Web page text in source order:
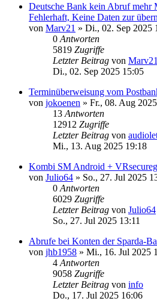
Deutsche Bank kein Abruf mehr
Fehlerhaft, Keine Daten zur
von Marv21 » Di., 02. Sep 2025
0 Antworten
5819 Zugriffe
Letzter Beitrag von Marv21
Di., 02. Sep 2025 15:05
Terminüberweisung vom
von jokoenen » Fr., 08. Aug
13 Antworten
12912 Zugriffe
Letzter Beitrag von
Mi., 13. Aug 2025 19:18
Kombi SM Android +
von Julio64 » So., 27. Jul 2025
0 Antworten
6029 Zugriffe
Letzter Beitrag von Julio64
So., 27. Jul 2025 13:11
Abrufe bei Konten der Sparda-
von jhb1958 » Mi., 16. Jul 2025
4 Antworten
9058 Zugriffe
Letzter Beitrag von info
Do., 17. Jul 2025 16:06